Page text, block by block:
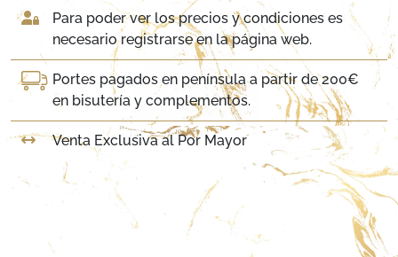
Para poder ver los precios y condiciones es
necesario registrarse en la página web.
Portes pagados en península a partir de 200€
en bisutería y complementos.
Venta Exclusiva al Por Mayor